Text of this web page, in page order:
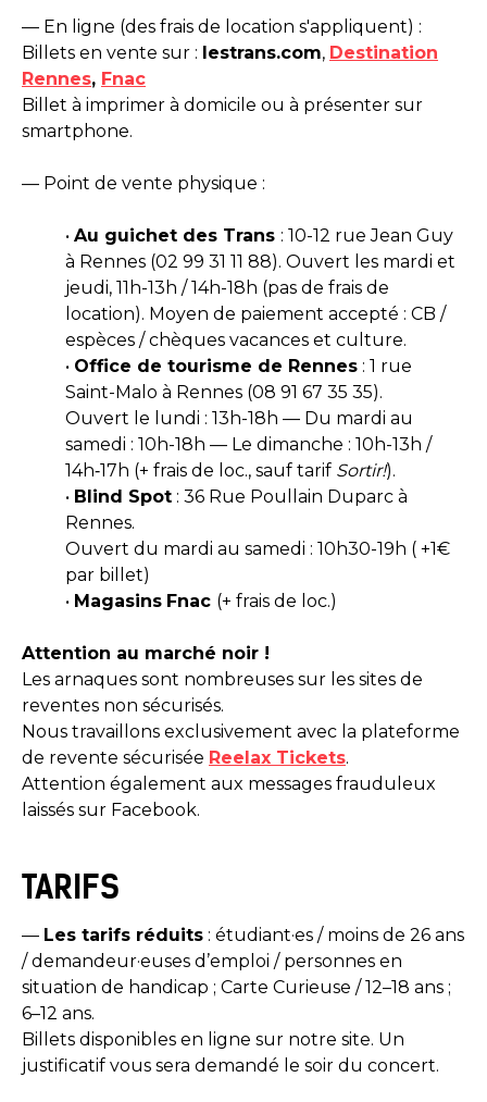
— En ligne (des frais de location s'appliquent) :
Billets en vente sur : lestrans.com, Destination
Rennes, Fnac
Billet à imprimer à domicile ou à présenter sur
smartphone.
— Point de vente physique :
• Au guichet des Trans : 10-12 rue Jean Guy
à Rennes (02 99 31 11 88). Ouvert les mardi et
jeudi, 11h-13h / 14h-18h (pas de frais de
location). Moyen de paiement accepté : CB /
espèces / chèques vacances et culture.
• Office de tourisme de Rennes : 1 rue
Saint-Malo à Rennes (08 91 67 35 35).
Ouvert le lundi : 13h-18h — Du mardi au
samedi : 10h-18h — Le dimanche : 10h-13h /
14h‑17h (+ frais de loc., sauf tarif Sortir!).
• Blind Spot : 36 Rue Poullain Duparc à
Rennes.
Ouvert du mardi au samedi : 10h30-19h ( +1€
par billet)
• Magasins Fnac (+ frais de loc.)
Attention au marché noir !
Les arnaques sont nombreuses sur les sites de
reventes non sécurisés.
Nous travaillons exclusivement avec la plateforme
de revente sécurisée Reelax Tickets.
Attention également aux messages frauduleux
laissés sur Facebook.
TARIFS
— Les tarifs réduits : étudiant·es / moins de 26 ans
/ demandeur·euses d’emploi / personnes en
situation de handicap ; Carte Curieuse / 12–18 ans ;
6–12 ans.
Billets disponibles en ligne sur notre site. Un
justificatif vous sera demandé le soir du concert.